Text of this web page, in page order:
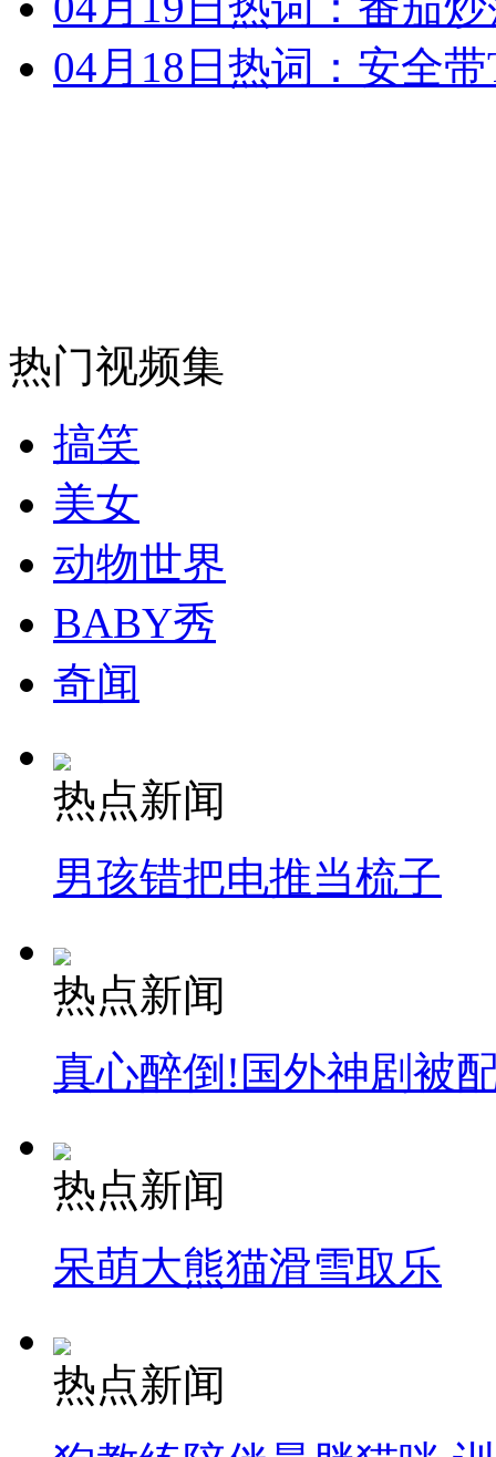
安徽一实载49人客车翻车
纽约上演“枕头大战”
司机酒驾遇交警 急速倒车逃窜
04月18日热词：安全
热门视频集
搞笑
美女
动物世界
BABY秀
奇闻
热点新闻
男孩错把电推当梳子
热点新闻
真心醉倒!国外神剧被
热点新闻
呆萌大熊猫滑雪取乐
热点新闻